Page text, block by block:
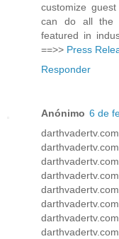
customize
can do all the
featured in
==>> Press
Responder
Anónimo 6 de
darthvadertv.com
darthvadertv.com
darthvadertv.com
darthvadertv.com
darthvadertv.com
darthvadertv.com
darthvadertv.com
darthvadertv.com